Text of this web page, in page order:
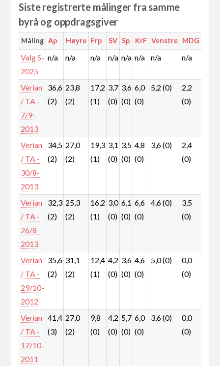
Siste registrerte målinger fra samme
byrå og oppdragsgiver
Måling Ap Høyre Frp SV Sp KrF Venstre MDG
Valg S-
2025
n/a n/a n/a n/a n/a n/a n/a n/a
Verian
/ TA -
7/9-
2013
36,6
(2)
23,8
(2)
17,2
(1)
3,7
(0)
3,6
(0)
6,0
(0)
5,2 (0)
2,2
(0)
Verian
/ TA -
30/8-
2013
34,5
(2)
27,0
(2)
19,3
(1)
3,1
(0)
3,5
(0)
4,8
(0)
3,6 (0)
2,4
(0)
Verian
/ TA -
26/8-
2013
32,3
(2)
25,3
(2)
16,2
(1)
3,0
(0)
6,1
(0)
6,6
(0)
4,6 (0)
3,5
(0)
Verian
/ TA -
29/10-
2012
35,6
(2)
31,1
(2)
12,4
(1)
4,2
(0)
3,6
(0)
4,6
(0)
5,0 (0)
0,0
(0)
Verian
/ TA -
17/10-
2011
41,4
(3)
27,0
(2)
9,8
(0)
4,2
(0)
5,7
(0)
6,0
(0)
3,6 (0)
0,0
(0)